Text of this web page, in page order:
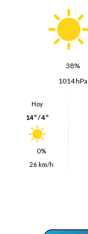
38%
1014 hPa
Hoy
14º / 4º
0%
26 km/h